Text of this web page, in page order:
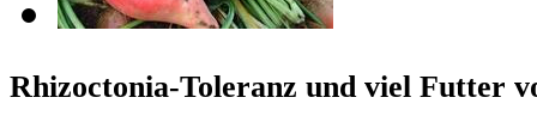
Rhizoctonia-Toleranz und viel Futter